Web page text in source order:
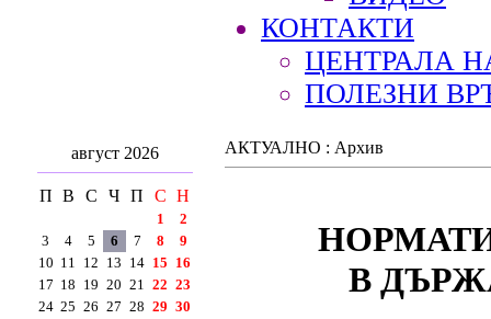
КОНТАКТИ
ЦЕНТРАЛА
ПОЛЕЗНИ
август 2026
П В С Ч П С Н
1
2
3
4 5 6 7 8
9
10 11 12 13 14 15 16
17 18 19 20 21 22 23
24 25 26 27 28 29 30
АКТУАЛНО : Архив
В